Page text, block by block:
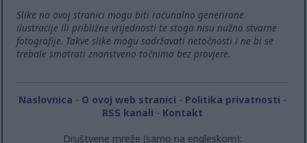
Slike na ovoj stranici mogu biti računalno generirane
ilustracije ili približne vrijednosti te stoga nisu nužno stvarne
fotografije. Takve slike mogu sadržavati netočnosti i ne bi se
trebale smatrati znanstveno točnima bez provjere.
Naslovnica - O ovoj web stranici - Politika privatnosti -
RSS kanali - Kontakt
Društvene mreže (samo na engleskom):